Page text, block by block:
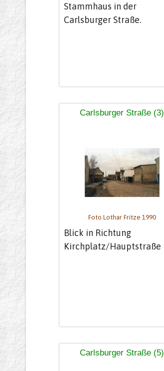
Stammhaus in der
Carlsburger Straße.
Carlsburger Straße (3)
Foto Lothar Fritze 1990
Blick in Richtung
Kirchplatz/Hauptstraße
Carlsburger Straße (5)